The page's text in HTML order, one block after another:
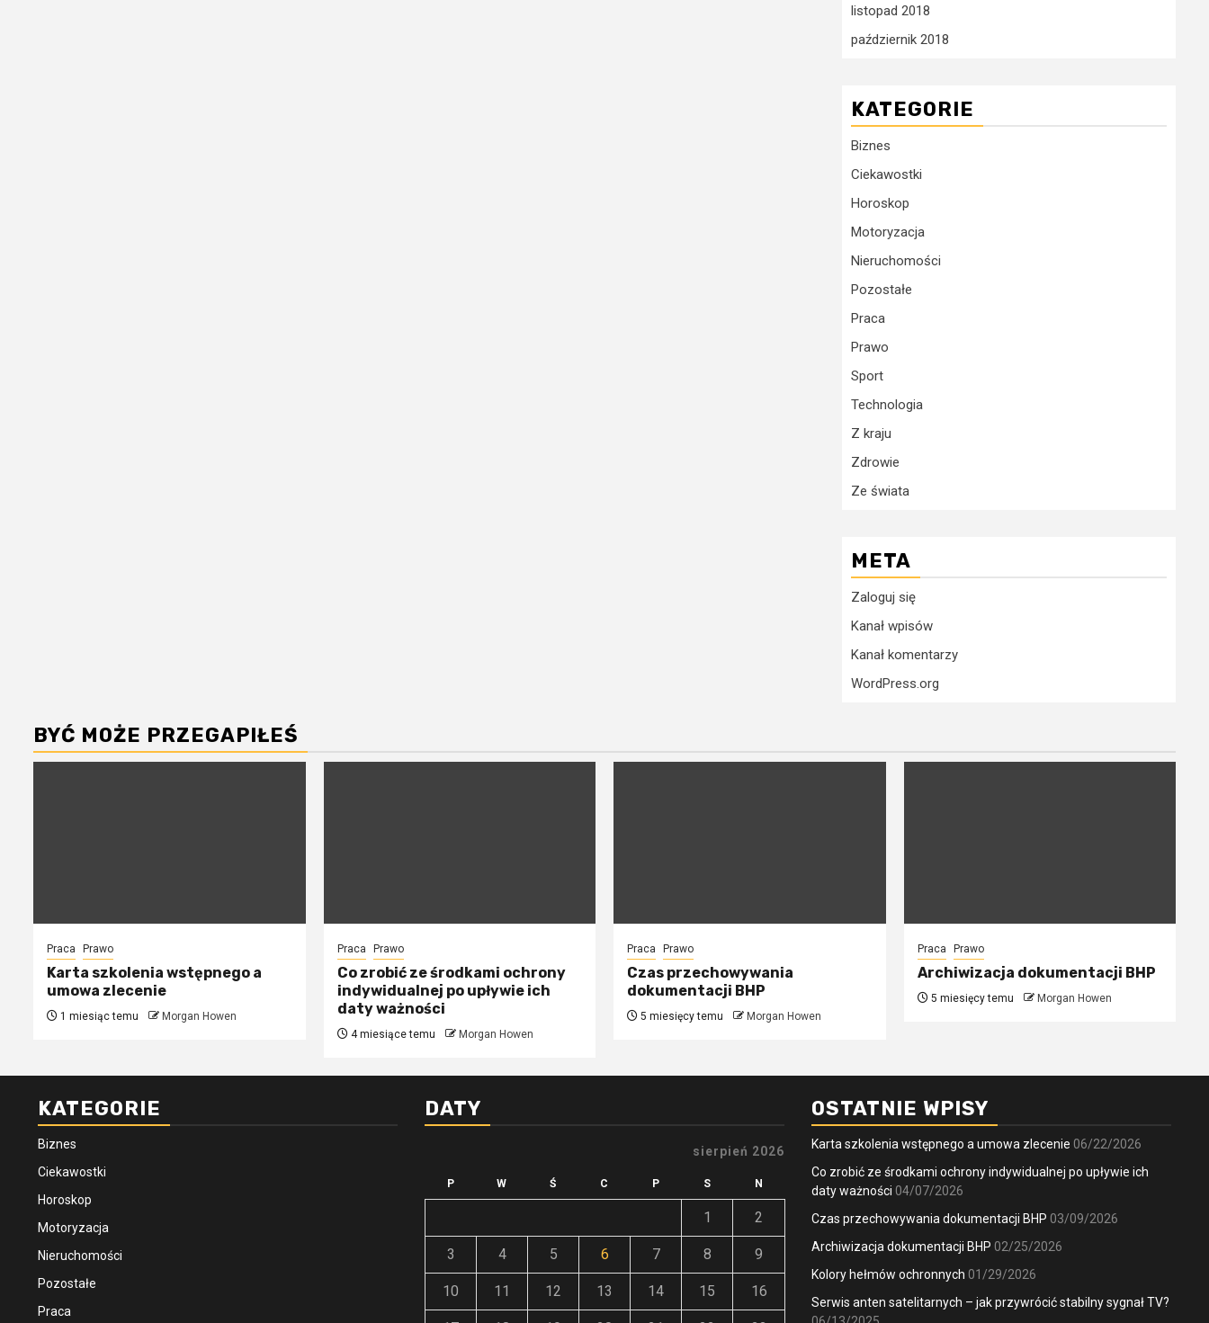
listopad 2018
październik 2018
KATEGORIE
Biznes
Ciekawostki
Horoskop
Motoryzacja
Nieruchomości
Pozostałe
Praca
Prawo
Sport
Technologia
Z kraju
Zdrowie
Ze świata
META
Zaloguj się
Kanał wpisów
Kanał komentarzy
WordPress.org
BYĆ MOŻE PRZEGAPIŁEŚ
Praca Prawo
Karta szkolenia wstępnego a
umowa zlecenie
1 miesiąc temu Morgan Howen
Praca Prawo
Co zrobić ze środkami ochrony
indywidualnej po upływie ich
daty ważności
4 miesiące temu Morgan Howen
Praca Prawo
Czas przechowywania
dokumentacji BHP
5 miesięcy temu Morgan Howen
Praca Prawo
Archiwizacja dokumentacji BHP
5 miesięcy temu Morgan Howen
KATEGORIE
Biznes
Ciekawostki
Horoskop
Motoryzacja
Nieruchomości
Pozostałe
Praca
DATY
sierpień 2026
P W Ś C P S N
1 2
3 4 5 6 7 8 9
10 11 12 13 14 15 16
OSTATNIE WPISY
Karta szkolenia wstępnego a umowa zlecenie 06/22/2026
Co zrobić ze środkami ochrony indywidualnej po upływie ich
daty ważności 04/07/2026
Czas przechowywania dokumentacji BHP 03/09/2026
Archiwizacja dokumentacji BHP 02/25/2026
Kolory hełmów ochronnych 01/29/2026
Serwis anten satelitarnych – jak przywrócić stabilny sygnał TV?